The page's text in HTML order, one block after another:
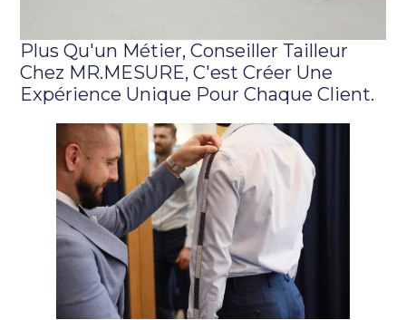
Plus Qu'un Métier, Conseiller Tailleur
Chez MR.MESURE, C'est Créer Une
Expérience Unique Pour Chaque Client.